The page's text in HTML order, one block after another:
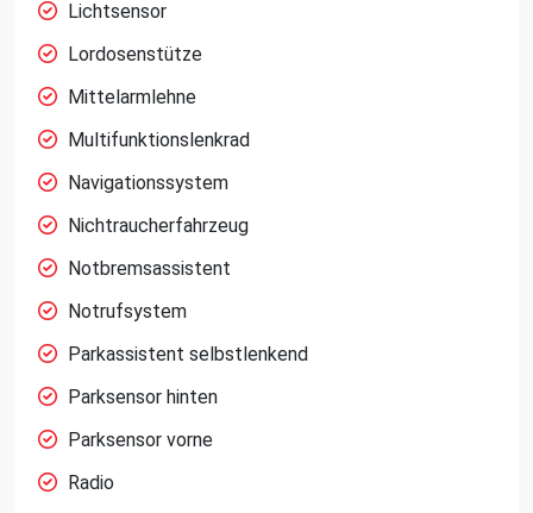
Lichtsensor
Lordosenstütze
Mittelarmlehne
Multifunktionslenkrad
Navigationssystem
Nichtraucherfahrzeug
Notbremsassistent
Notrufsystem
Parkassistent selbstlenkend
Parksensor hinten
Parksensor vorne
Radio